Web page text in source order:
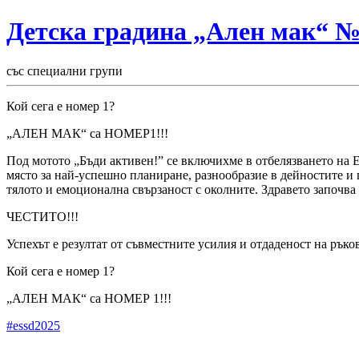
Детска градина „Ален мак“
със специални групи
Кой сега е номер 1?
„АЛЕН МАК“ са НОМЕР1!!!
Под мотото „Бъди активен!” се включихме в отбелязването
място за най-успешно планиране, разнообразие в дейностите
тялото и емоционална свързаност с околните. Здравето
ЧЕСТИТО!!!
Успехът е резултат от съвместните усилия и отдаденост на
Кой сега е номер 1?
„АЛЕН МАК“ са НОМЕР 1!!!
#essd2025